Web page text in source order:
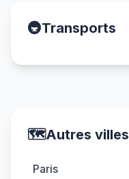
🚇Transports
🗺️Autres villes
Paris